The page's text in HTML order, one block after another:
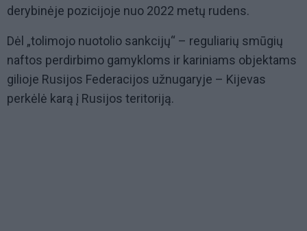
derybinėje pozicijoje nuo 2022 metų rudens.
Dėl „tolimojo nuotolio sankcijų“ – reguliarių smūgių
naftos perdirbimo gamykloms ir kariniams objektams
gilioje Rusijos Federacijos užnugaryje – Kijevas
perkėlė karą į Rusijos teritoriją.